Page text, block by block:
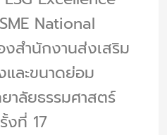
National
สำนักงานส่งเสริม
ละขนาดย่อม
าลัยธรรมศาสตร์
งที่ 17